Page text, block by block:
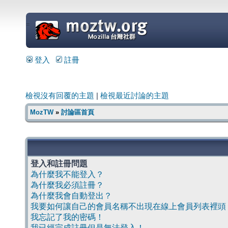
=
登入 註冊
檢視沒有回覆的主題 檢視最近討論的主題
MozTW» 討論區首頁
登入和註冊問題
為什麼我不能登入？
為什麼我必須註冊？
為什麼我會自動登出？
我要如何讓自己的會員名稱不出現在線上會員列表裡頭
我忘記了我的密碼！